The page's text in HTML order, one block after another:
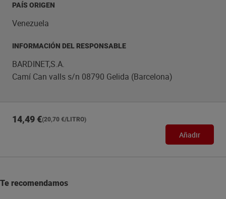
PAÍS ORIGEN
Venezuela
INFORMACIÓN DEL RESPONSABLE
BARDINET,S.A.
Camí Can valls s/n 08790 Gelida (Barcelona)
14,49 €(20,70 €/LITRO)
Añadir
Te recomendamos